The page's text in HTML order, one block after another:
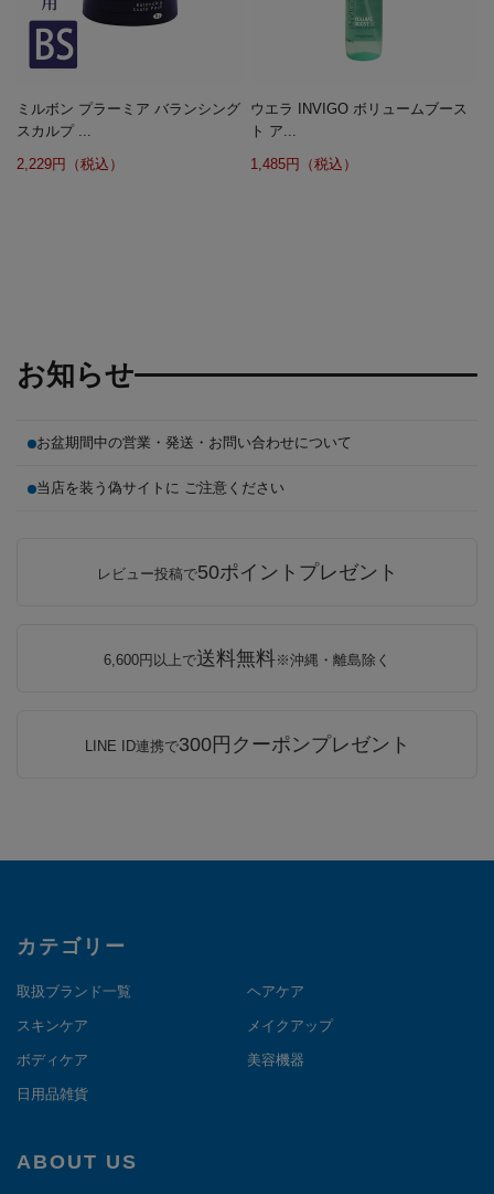
ミルボン プラーミア バランシング
スカルプ ...
2,229円（税込）
ウエラ INVIGO ボリュームブース
ト ア...
1,485円（税込）
お知らせ
お盆期間中の営業・発送・お問い合わせについて
当店を装う偽サイトに ご注意ください
レビュー投稿で50ポイントプレゼント
6,600円以上で送料無料※沖縄・離島除く
LINE ID連携で300円クーポンプレゼント
カテゴリー
取扱ブランド一覧 ヘアケア
スキンケア メイクアップ
ボディケア 美容機器
日用品雑貨
ABOUT US